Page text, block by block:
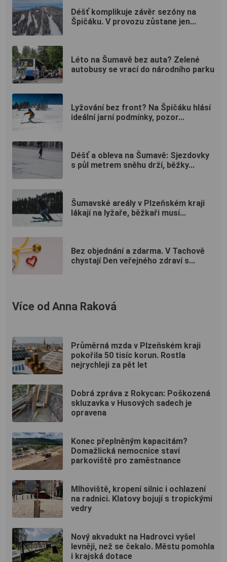
Déšť komplikuje závěr sezóny na
Špičáku. V provozu zůstane jen...
Léto na Šumavě bez auta? Zelené
autobusy se vrací do národního parku
Lyžování bez front? Na Špičáku hlásí
ideální jarní podmínky, pozor...
Déšť a obleva na Šumavě: Sjezdovky
s půl metrem sněhu drží, běžky...
Šumavské areály v Plzeňském kraji
lákají na lyžaře, běžkaři musí...
Bez objednání a zdarma. V Tachově
chystají Den veřejného zdraví s...
Více od Anna Raková
Průměrná mzda v Plzeňském kraji
pokořila 50 tisíc korun. Rostla
nejrychleji za pět let
Dobrá zpráva z Rokycan: Poškozená
skluzavka v Husových sadech je
opravena
Konec přeplněným kapacitám?
Domažlická nemocnice staví
parkoviště pro zaměstnance
Mlhoviště, kropení silnic i ochlazení
na radnici. Klatovy bojují s tropickými
vedry
Nový akvadukt na Hadrovci vyšel
levněji, než se čekalo. Městu pomohla
i krajská dotace